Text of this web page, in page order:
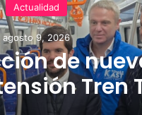
Actualidad
agosto 9, 2026
de
Tren